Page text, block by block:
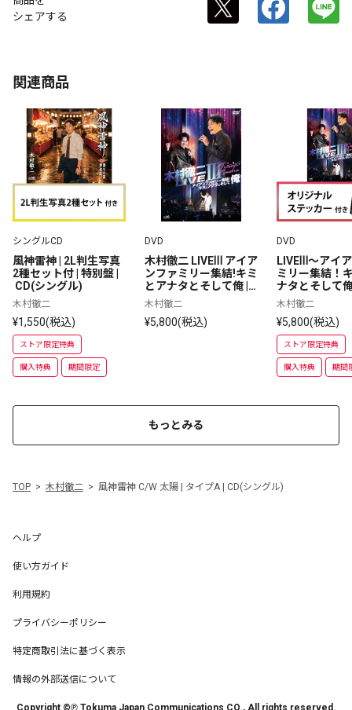
シェアする
関連商品
シングルCD
風神雷神 | 2L判生写真
2種セット付 | 特別盤 |
CD(シングル)
木村徹二
¥1,550(税込)
ストア限定特典
購入特典 期間限定
DVD
木村徹二 LIVEⅢ アイア
ンファミリー集結!キミ
とアナタとそして俺 | 1
40分 | DVD
木村徹二
¥5,800(税込)
DVD
LIVEⅢ～アイ
ミリー集結！
ナタとそして
ジナルステッ
DVD
木村徹二
¥5,800(税込)
ストア限定特典
購入特典 期間
もっとみる
TOP 木村徹二 風神雷神 C/W 太陽 | タイプA | CD(シングル)
ヘルプ
使い方ガイド
利用規約
プライバシーポリシー
特定商取引法に基づく表示
情報の外部送信について
Copyright ©℗ Tokuma Japan Communications CO., All rights reserved.